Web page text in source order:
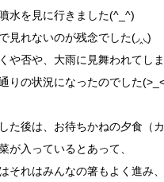
水を見に行きました(^_^)
見れないのが残念でした(◞‸◟)
や否や、大雨に見舞われてしま
りの状況になったのでした
た後は、お待ちかねの夕食（
が入っているとあって、
それはみんなの箸もよく進み、